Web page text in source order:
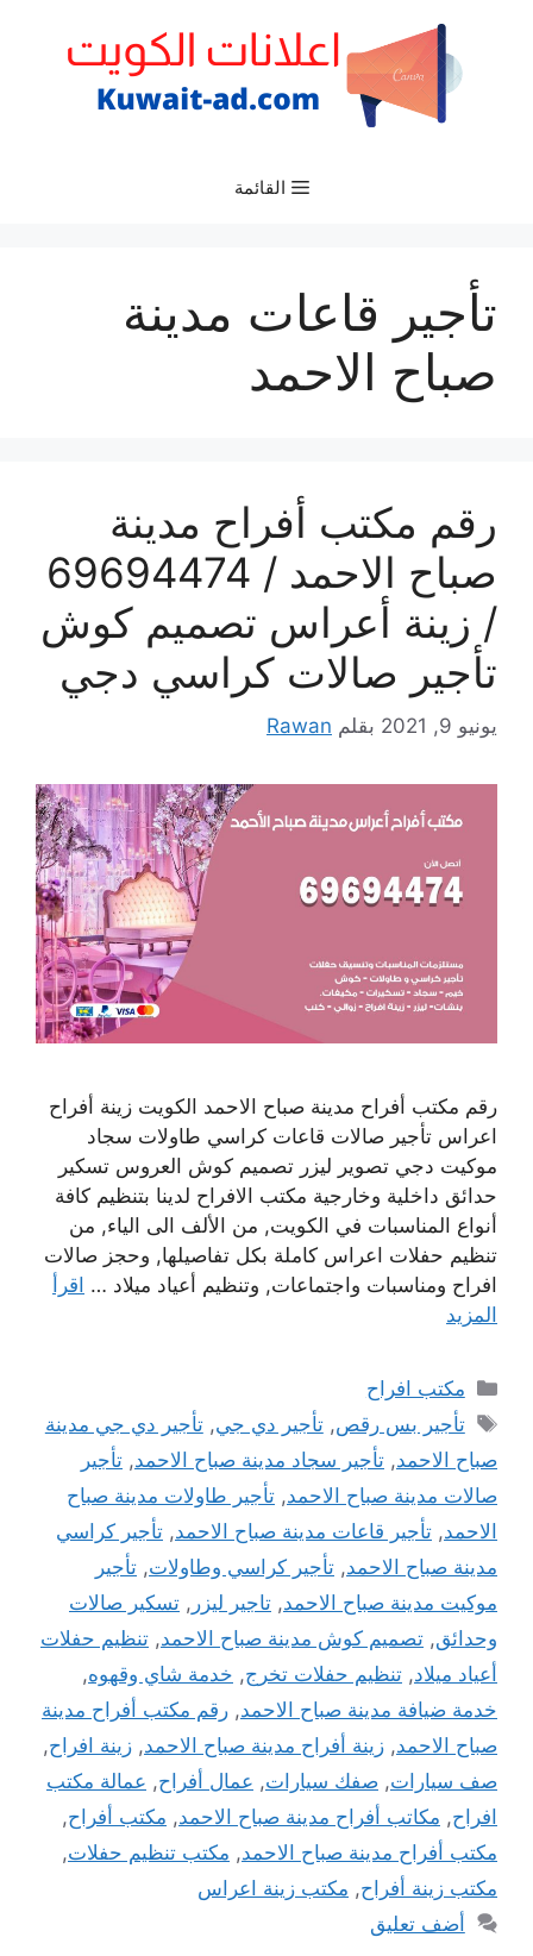
القائمة
تأجير قاعات مدينة
صباح الاحمد
رقم مكتب أفراح مدينة
صباح الاحمد / 69694474
/ زينة أعراس تصميم كوش
تأجير صالات كراسي دجي
يونيو 9, 2021 بقلم Rawan
رقم مكتب أفراح مدينة صباح الاحمد الكويت زينة أفراح
اعراس تأجير صالات قاعات كراسي طاولات سجاد
موكيت دجي تصوير ليزر تصميم كوش العروس تسكير
حدائق داخلية وخارجية مكتب الافراح لدينا بتنظيم كافة
أنواع المناسبات في الكويت, من الألف الى الياء, من
تنظيم حفلات اعراس كاملة بكل تفاصيلها, وحجز صالات
افراح ومناسبات واجتماعات, وتنظيم أعياد ميلاد … اقرأ
المزيد
التصنيفات
مكتب افراح
الوسوم
تأجير بس رقص,تأجير دي جي,تأجير دي جي مدينة
صباح الاحمد, تأجير سجاد مدينة صباح الاحمد, تأجير
صالات مدينة صباح الاحمد, تأجير طاولات مدينة صباح
الاحمد, تأجير قاعات مدينة صباح الاحمد, تأجير كراسي
مدينة صباح الاحمد, تأجير كراسي وطاولات, تأجير
موكيت مدينة صباح الاحمد, تاجير ليزر , تسكير صالات
وحدائق, تصميم كوش مدينة صباح الاحمد, تنظيم حفلات
أعياد ميلاد, تنظيم حفلات تخرج, خدمة شاي وقهوه,
خدمة ضيافة مدينة صباح الاحمد, رقم مكتب أفراح مدينة
صباح الاحمد, زينة أفراح مدينة صباح الاحمد, زينة افراح,
صف سيارات, صفك سيارات, عمال أفراح, عمالة مكتب
افراح, مكاتب أفراح مدينة صباح الاحمد, مكتب أفراح,
مكتب أفراح مدينة صباح الاحمد, مكتب تنظيم حفلات,
مكتب زينة أفراح, مكتب زينة اعراس
أضف تعليق